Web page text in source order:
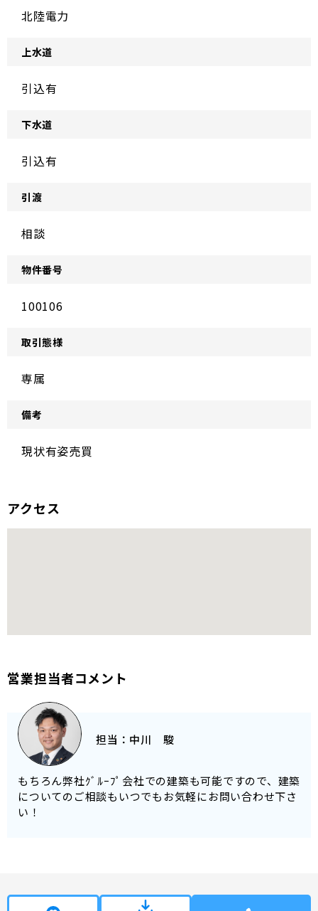
北陸電力
上水道
引込有
下水道
引込有
引渡
相談
物件番号
100106
取引態様
専属
備考
現状有姿売買
アクセス
営業担当者コメント
担当： 中川 駿
もちろん弊社ｸﾞﾙｰﾌﾟ会社での建築も可能ですので、建築
についてのご相談もいつでもお気軽にお問い合わせ下さ
い！